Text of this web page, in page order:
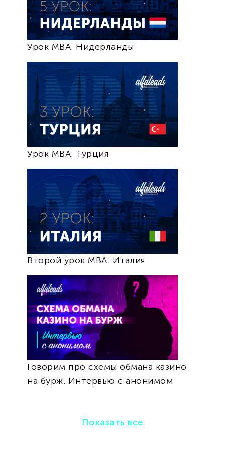
Урок MBA. Нидерланды
Урок MBA. Турция
Второй урок MBA: Италия
Говорим про cхемы обмана казино
на бурж. Интервью с анонимом
Показать все